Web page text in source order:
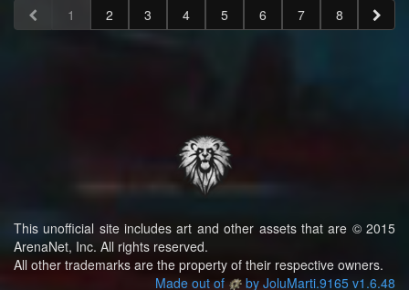
1 2 3 4 5 6 7 8
This unofficial site includes art and other assets that are © 2015
ArenaNet, Inc. All rights reserved.
All other trademarks are the property of their respective owners.
Made out of
by JoluMarti.9165 v1.6.48